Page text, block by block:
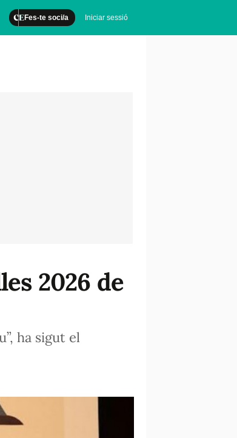
Fes-te soci/a Iniciar sessió
2026 de
ha sigut el